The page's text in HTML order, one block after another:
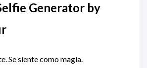
Generator by
Se siente como magia.